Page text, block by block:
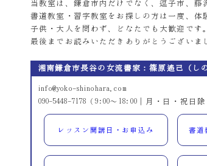
当教室は、鎌倉市内だけでなく、逗子市、藤
書道教室・習字教室をお探しの方は一度、体
子供・大人を問わず、どなたでも大歓迎です。
最後までお読みいただきありがとうございま
湘南鎌倉市長谷の女流書家：篠原遙己（し
info@yoko-shinohara.com
090-5448-7178（9:00～18:00｜月・日・祝日除
レッスン開講日・お申込み 書道